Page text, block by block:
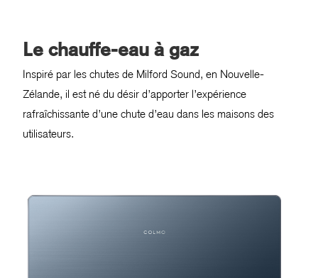
Le chauffe-eau à gaz
Inspiré par les chutes de Milford Sound, en Nouvelle-
Zélande, il est né du désir d’apporter l’expérience
rafraîchissante d’une chute d’eau dans les maisons des
utilisateurs.